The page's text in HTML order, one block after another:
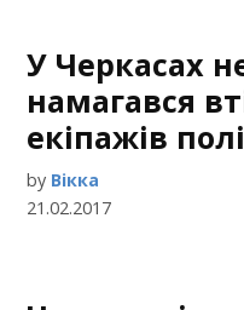
У Черкасах
намагався
екіпажів
by Вікка
21.02.2017